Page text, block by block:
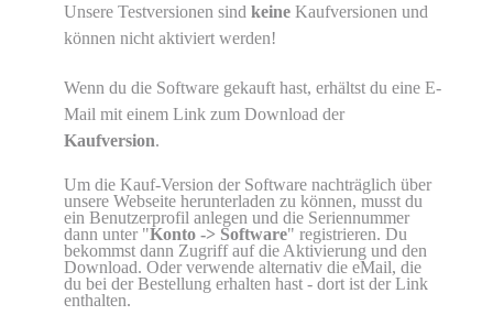
Unsere Testversionen sind keine Kaufversionen und
können nicht aktiviert werden!
Wenn du die Software gekauft hast, erhältst du eine E-
Mail mit einem Link zum Download der
Kaufversion.
Um die Kauf-Version der Software nachträglich über
unsere Webseite herunterladen zu können, musst du
ein Benutzerprofil anlegen und die Seriennummer
dann unter "Konto -> Software" registrieren. Du
bekommst dann Zugriff auf die Aktivierung und den
Download. Oder verwende alternativ die eMail, die
du bei der Bestellung erhalten hast - dort ist der Link
enthalten.